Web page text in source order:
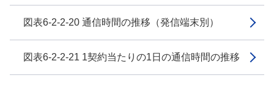
図表6-2-2-20 通信時間の推移（発信端末別）
図表6-2-2-21 1契約当たりの1日の通信時間の推移